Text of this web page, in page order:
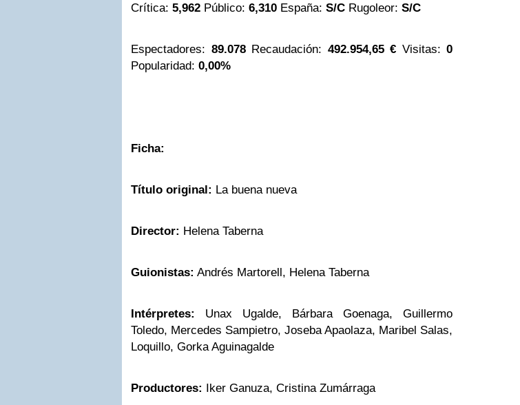
Crítica: 5,962 Público: 6,310 España: S/C Rugoleor: S/C
Espectadores: 89.078 Recaudación: 492.954,65 € Visitas: 0
Popularidad: 0,00%
Ficha:
Título original: La buena nueva
Director: Helena Taberna
Guionistas: Andrés Martorell, Helena Taberna
Intérpretes:
Unax Ugalde, Bárbara Goenaga, Guillermo
Toledo, Mercedes Sampietro, Joseba Apaolaza, Maribel Salas,
Loquillo, Gorka Aguinagalde
Productores: Iker Ganuza, Cristina Zumárraga